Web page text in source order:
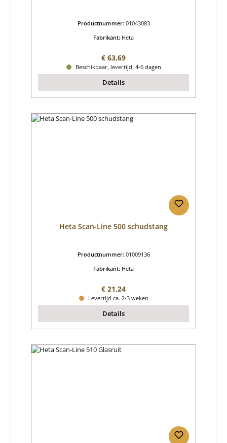
Productnummer: 01043083
Fabrikant: Heta
Normale prijs:
€ 63,69
Beschikbaar, levertijd: 4-6 dagen
Details
Heta Scan-Line 500 schudstang
Productnummer: 01009136
Fabrikant: Heta
Normale prijs:
€ 21,24
Levertijd ca. 2-3 weken
Details